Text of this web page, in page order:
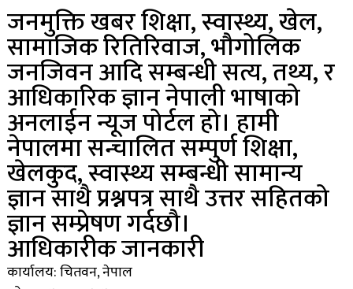
जनमुक्ति खबर शिक्षा, स्वास्थ्य, खेल,
सामाजिक रितिरिवाज, भौगोलिक
जनजिवन आदि सम्बन्धी सत्य, तथ्य, र
आधिकारिक ज्ञान नेपाली भाषाको
अनलाईन न्यूज पोर्टल हो। हामी
नेपालमा सन्चालित सम्पुर्ण शिक्षा,
खेलकुद, स्वास्थ्य सम्बन्धी सामान्य
ज्ञान साथै प्रश्नपत्र साथै उत्तर सहितको
ज्ञान सम्प्रेषण गर्दछौ।
आधिकारीक जानकारी
कार्यालय: चितवन, नेपाल